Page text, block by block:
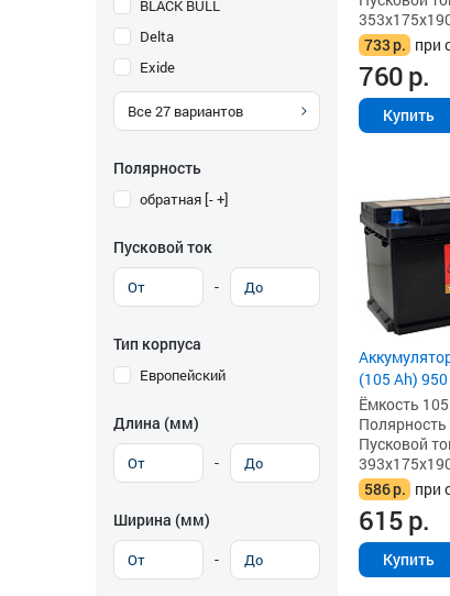
BLACK BULL
Delta
Exide
Все27 вариантов
Полярность
обратная [- +]
Пусковой ток
-
Тип корпуса
Европейский
Длина (мм)
-
Ширина (мм)
-
733р. при
760р.
Купить
(105 Ah)
Ёмкость 105
Полярность
Пусковой
586р. при
615р.
Купить